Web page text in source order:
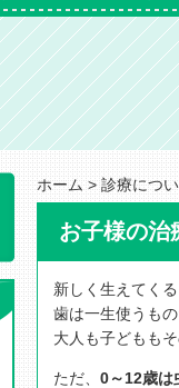
診療のご案内 患
ホーム>診療につ
お子様の治
新しく生えてく
歯は一生使うも
大人も子どもも
ただ、 0～12歳は